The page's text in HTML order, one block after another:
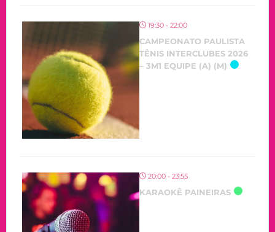
19:30 - 22:00
CAMPEONATO PAULISTA
TÊNIS INTERCLUBES 2026
– 3M1 EQUIPE (A) (M)
20:00 - 23:55
KARAOKÊ PAINEIRAS